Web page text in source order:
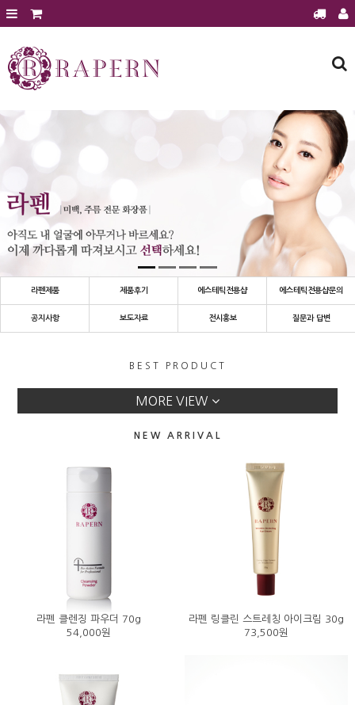
회원가입 로그인
에스테틱 전용샵
에스테틱샵 이달의 행사
제품후기
공지사항
전시홍보
질문과 답변
라펜제품 제품후기 에스테틱전용샵 에스테틱전용샵문의
공지사항 보도자료 전시홍보 질문과 답변
BEST PRODUCT
MORE VIEW
NEW ARRIVAL
라펜 클렌징 파우더 70g
54,000원
라펜 링클린 스트레칭 아이크림 30g
73,500원